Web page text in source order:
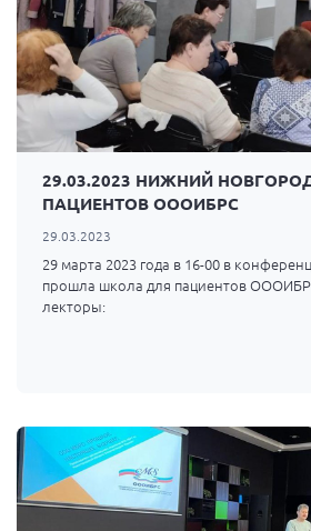
Мурманская область
Нижегородская область
Новгородская область
Новосибирская область
Оренбургская область
Пензенская область
Республика Башкортостан
Республика Бурятия
Ростовская область
г. Санкт-Петербург
г. Севастополь
29.03.2023 НИЖНИЙ
ПАЦИЕНТОВ ОООИБРС
29.03.2023
29 марта 2023 года в 16-00 в
прошла школа для пациентов
лекторы: